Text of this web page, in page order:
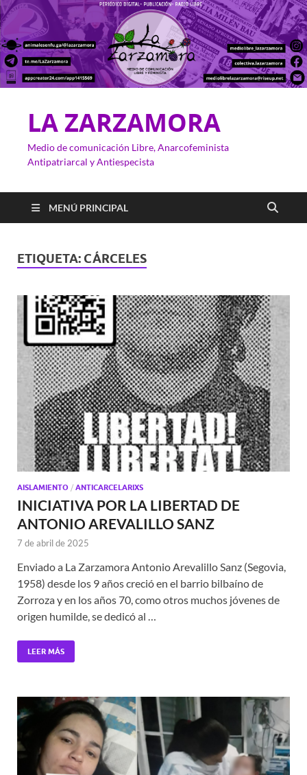
LA ZARZAMORA
Medio de comunicación Libre, Anarcofeminista
Antipatriarcal y Antiespecista
MENÚ PRINCIPAL
ETIQUETA: CÁRCELES
AISLAMIENTO / ANTICARCELARIXS
INICIATIVA POR LA LIBERTAD DE
ANTONIO AREVALILLO SANZ
7 de abril de 2025
Enviado a La Zarzamora Antonio Arevalillo Sanz (Segovia,
1958) desde los 9 años creció en el barrio bilbaíno de
Zorroza y en los años 70, como otros muchos jóvenes de
origen humilde, se dedicó al …
LEER MÁS